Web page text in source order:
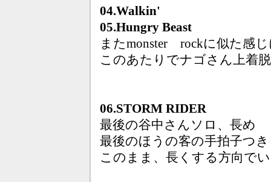
04.Walkin'
05.Hungry Beast
またmonster rockに似た感
このあたりでナゴさん上着
06.STORM RIDER
最後の谷中さんソロ、長め
最後のほうの客の手拍子つき
このまま、長くする方向で